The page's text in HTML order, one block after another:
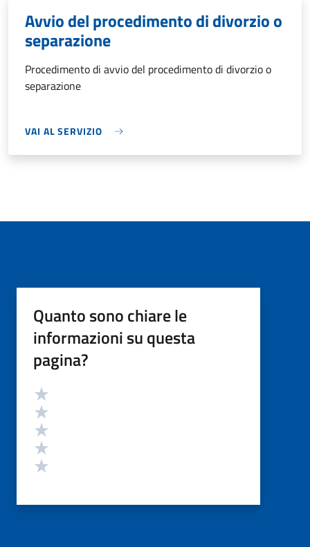
Avvio del procedimento di divorzio o
separazione
Procedimento di avvio del procedimento di divorzio o
separazione
VAI AL SERVIZIO
Quanto sono chiare le
informazioni su questa
pagina?
Valutazione